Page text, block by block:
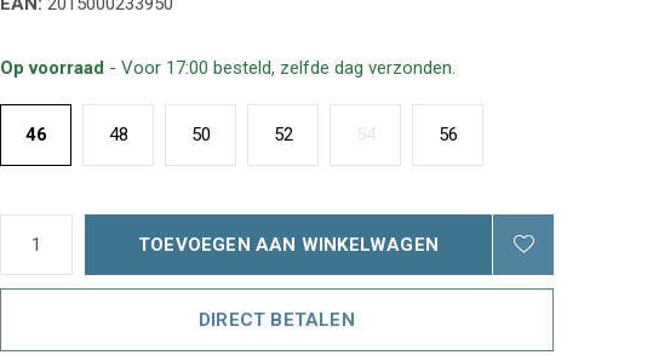
Op voorraad - Voor 17:00 besteld, zelfde dag verzonden.
46 48 50 52 54 56
TOEVOEGEN AAN WINKELWAGEN
DIRECT BETALEN